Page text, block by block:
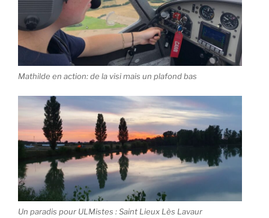
Mathilde en action: de la visi mais un plafond bas
Un paradis pour ULMistes : Saint Lieux Lès Lavaur